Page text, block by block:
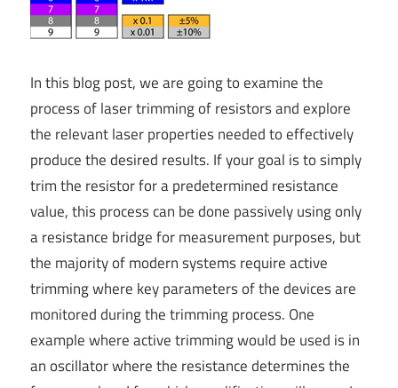
In this blog post, we are going to examine the
process of laser trimming of resistors and explore
the relevant laser properties needed to effectively
produce the desired results. If your goal is to simply
trim the resistor for a predetermined resistance
value, this process can be done passively using only
a resistance bridge for measurement purposes, but
the majority of modern systems require active
trimming where key parameters of the devices are
monitored during the trimming process. One
example where active trimming would be used is in
an oscillator where the resistance determines the